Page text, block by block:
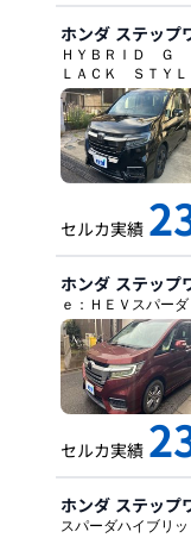
ホンダ ステップ
ＨＹＢＲＩＤ
ＬＡＣＫ ＳＴＹＬ
セルカ実績
ホンダ ステップ
ｅ：ＨＥＶスパー
セルカ実績
ホンダ ステップ
スパーダハイブリ